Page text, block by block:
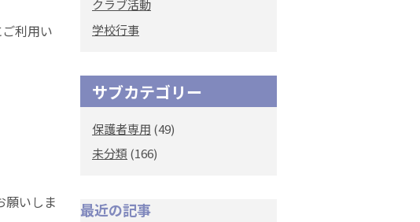
利用い
願いしま
クラブ活動
学校行事
サブカテゴリー
保護者専用 (49)
未分類 (166)
最近の記事